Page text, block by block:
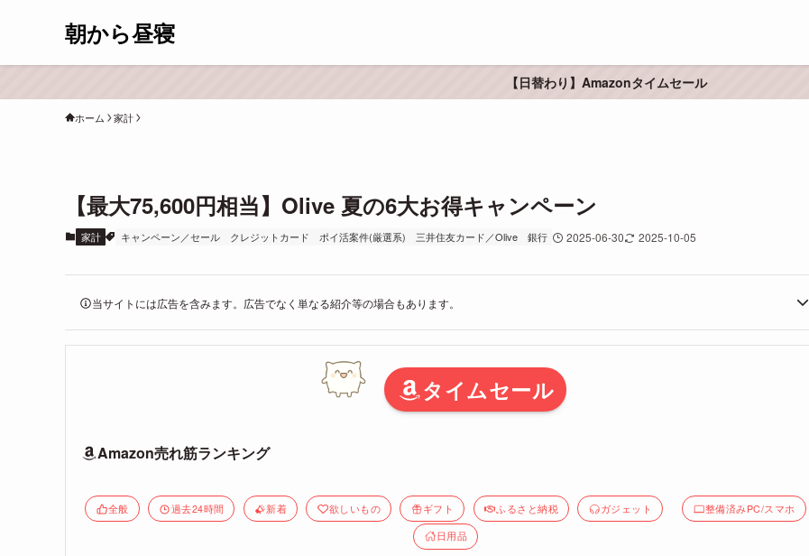
朝から昼寝
【日替わり】Amazonタイムセール
ホーム 家計
【最大75,600円相当】Olive 夏の6大お得キャンペーン
家計 キャンペーン／セール クレジットカード ポイ活案件(厳選系) 三井住友カード／Olive 銀行 2025-06-30 2025-10-05
当サイトには広告を含みます。広告でなく単なる紹介等の場合もあります。
タイムセール
Amazon売れ筋ランキング
全般 過去24時間 新着 欲しいもの ギフト ふるさと納税 ガジェット 整備済みPC/スマホ
日用品